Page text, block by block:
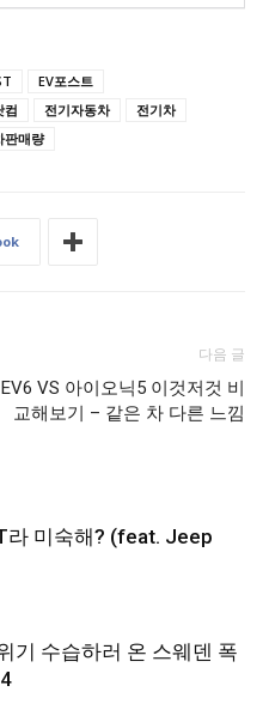
EV포스트
컴 전기자동차
전기차
판매량
다음 글
EV6 VS 아이오닉5 이것저것 비
교해보기 – 같은 차 다른 느낌
라 미숙해? (feat. Jeep
기 수습하러 온 스웨덴 폭